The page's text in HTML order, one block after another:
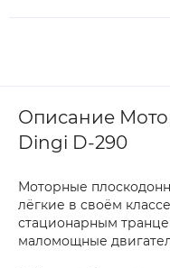
Описание
Dingi D-290
Моторные
лёгкие в своём
стационарным
маломощные